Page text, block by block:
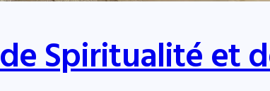
Spiritualité et